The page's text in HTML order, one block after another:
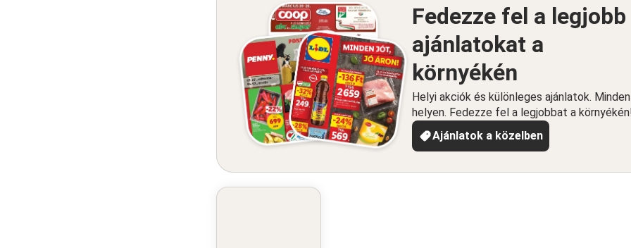
Fedezze fel a legjobb
ajánlatokat a
környékén
Helyi akciók és különleges ajánlatok.
helyen. Fedezze fel a legjobbat a
Ajánlatok a közelben